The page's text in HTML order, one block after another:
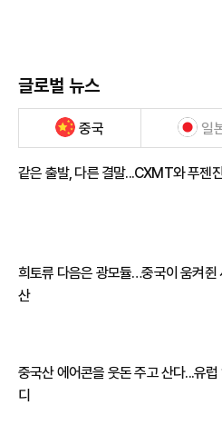
글로벌 뉴스
중국 일
같은 출발, 다른 결말...CXMT와 푸젠
희토류 다음은 광모듈…중국이 움켜쥔
산
중국산 에어콘을 웃돈 주고 산다...유럽
디